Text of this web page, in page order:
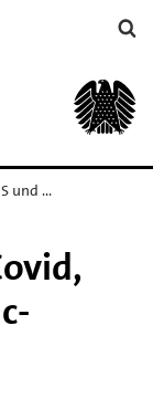
und …